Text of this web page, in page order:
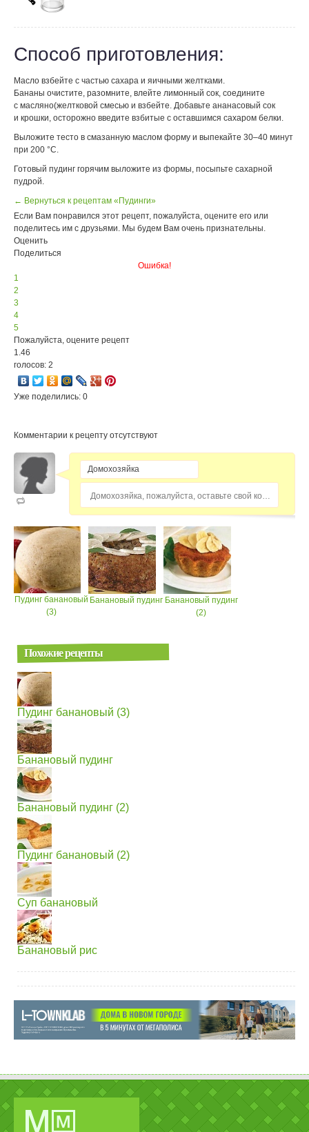
Способ приготовления:
Масло взбейте с частью сахара и яичными желтками.
Бананы очистите, разомните, влейте лимонный сок, соедините
с масляно(желтковой смесью и взбейте. Добавьте ананасовый сок
и крошки, осторожно введите взбитые с оставшимся сахаром белки.
Выложите тесто в смазанную маслом форму и выпекайте 30–40 минут
при 200 °С.
Готовый пудинг горячим выложите из формы, посыпьте сахарной
пудрой.
← Вернуться к рецептам «Пудинги»
Если Вам понравился этот рецепт, пожалуйста, оцените его или
поделитесь им с друзьями. Мы будем Вам очень признательны.
Оценить
Поделиться
Ошибка!
1
2
3
4
5
Пожалуйста, оцените рецепт
1.46
голосов: 2
Уже поделились: 0
Комментарии к рецепту отсутствуют
Пудинг банановый
(3)
Банановый пудинг Банановый пудинг
(2)
Похожие рецепты
Пудинг банановый (3)
Банановый пудинг
Банановый пудинг (2)
Пудинг банановый (2)
Суп банановый
Банановый рис